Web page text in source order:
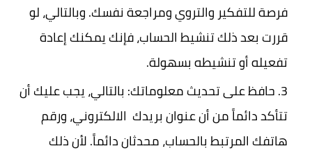
فرصة للتفكير والتروي ومراجعة نفسك. وبالتالي، لو
قررت بعد ذلك تنشيط الحساب، فإنك يمكنك إعادة
تفعيله أو تنشيطه بسهولة.
حافظ على تحديث معلوماتك: بالتالي، يجب عليك أن
تتأكد دائماً من أن عنوان بريدك الالكتروني، ورقم
هاتفك المرتبط بالحساب، محدثان دائماً. لأن ذلك